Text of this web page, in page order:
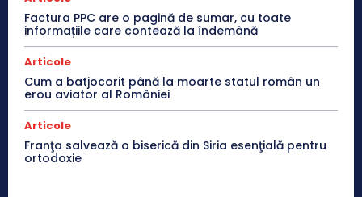
Factura PPC are o pagină de sumar, cu toate
informațiile care contează la îndemână
Articole
Cum a batjocorit până la moarte statul român un
erou aviator al României
Articole
Franţa salvează o biserică din Siria esenţială pentru
ortodoxie